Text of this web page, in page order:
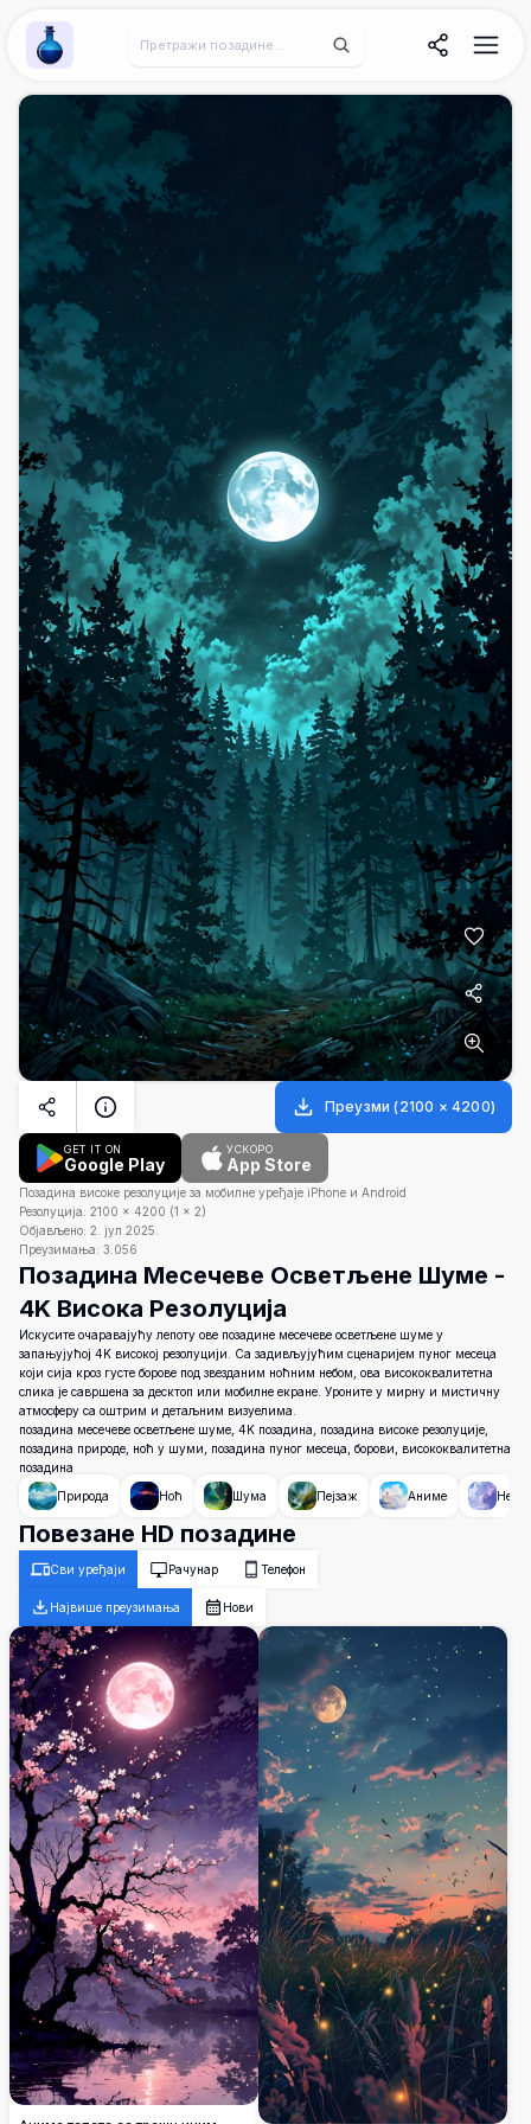
Wallpaper Alchemy
Преузми (2100 × 4200)
GET IT ON
Google Play
УСКОРО
App Store
Позадина високе резолуције за мобилне уређаје iPhone и Android
Резолуција: 2100 × 4200 (1 × 2)
Објављено: 2. јул 2025.
Преузимања: 3.056
Позадина Месечеве Осветљене Шуме -
4K Висока Резолуција
Искусите очаравајућу лепоту ове позадине месечеве осветљене шуме у
запањујућој 4K високој резолуцији. Са задивљујућим сценаријем пуног месеца
који сија кроз густе борове под звезданим ноћним небом, ова висококвалитетна
слика је савршена за десктоп или мобилне екране. Уроните у мирну и мистичну
атмосферу са оштрим и детаљним визуелима.
позадина месечеве осветљене шуме, 4K позадина, позадина високе резолуције,
позадина природе, ноћ у шуми, позадина пуног месеца, борови, висококвалитетна
позадина
Природа
Ноћ Шума Пејзаж Аниме Небо
Повезане HD позадине
Сви уређаји Рачунар Телефон
Највише преузимања Нови